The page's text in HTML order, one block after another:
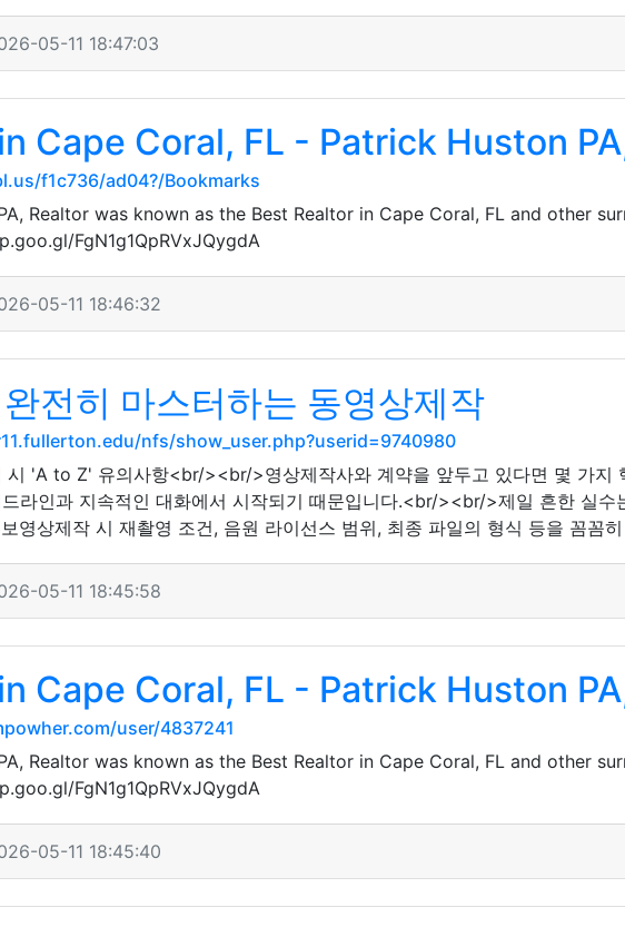
05-11 18:47:03
Cape Coral, FL - Patrick Huston
f1c736/ad04?/Bookmarks
Realtor was known as the Best Realtor in Cape Coral, FL and other
FgN1g1QpRVxJQygdA
05-11 18:46:32
전히 마스터하는 동영상제작
nfs/show_user.php?userid=9740980
시 'A to Z' 유의사항<br/><br/>영상제작사와 계약을 앞두고 있다면 몇 가지
라인과 지속적인 대화에서 시작되기 때문입니다.<br/><br/>제일 흔한 실
영상제작 시 재촬영 조건, 음원 라이선스 범위, 최종 파일의 형식 등을 꼼꼼
05-11 18:45:58
Cape Coral, FL - Patrick Huston
user/4837241
Realtor was known as the Best Realtor in Cape Coral, FL and other
FgN1g1QpRVxJQygdA
05-11 18:45:40